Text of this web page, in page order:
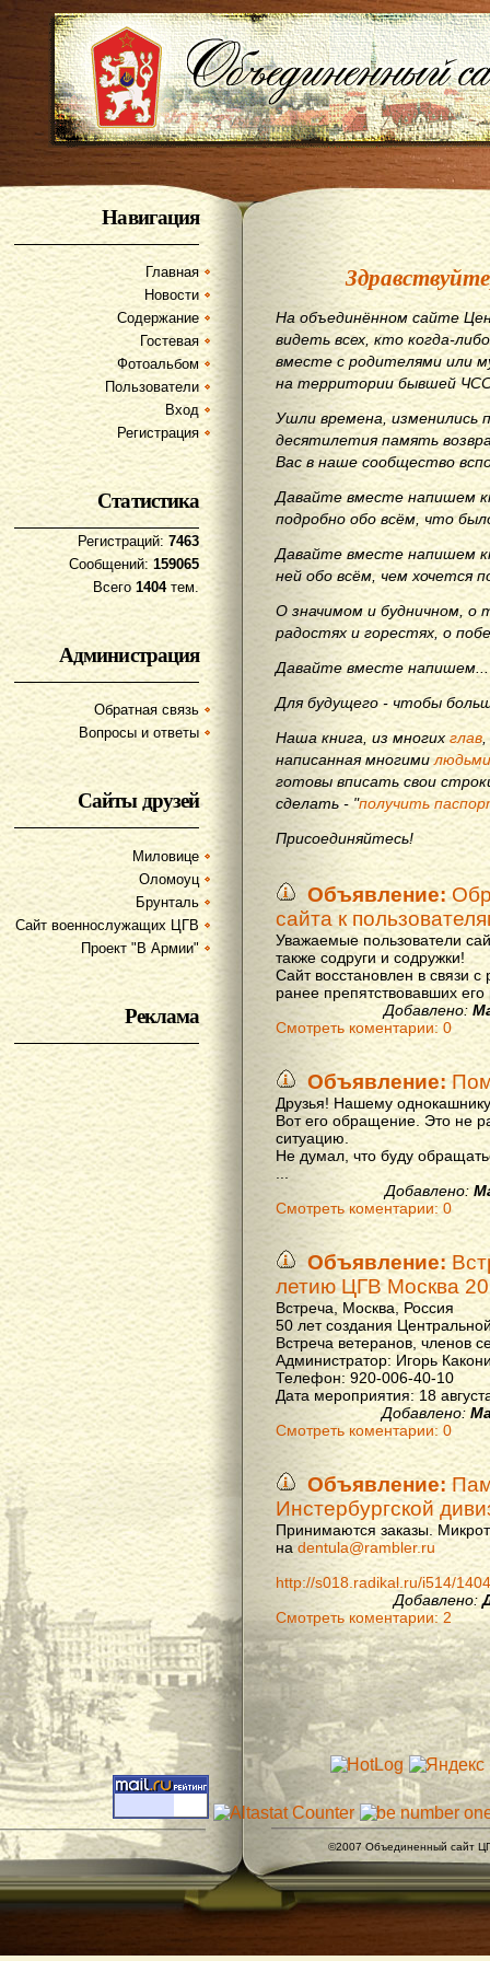
Навигация
Главная
Новости
Содержание
Гостевая
Фотоальбом
Пользователи
Вход
Регистрация
Статистика
Регистраций: 7463
Сообщений:159065
Всего 1404тем.
Администрация
Обратная связь
Вопросы и ответы
Сайты друзей
Миловице
Оломоуц
Брунталь
Сайт военнослужащих ЦГВ
Проект "В Армии"
Реклама
На объединённом сайте
видеть всех, кто когда-
вместе с родителями или
на территории бывшей
Ушли времена, изменились
десятилетия память
Вас в наше сообщество
Давайте вместе напишем
подробно обо всём, что
Давайте вместе напишем
ней обо всём, чем хочется
О значимом и будничном, о
радостях и горестях, о
Давайте вместе напишем...
Для будущего - чтобы
Наша книга, из многихглав
написанная многимилюдьми
готовы вписать свои
сделать - "получить
Присоединяйтесь!
Объявление:
сайта к
Уважаемые пользователи
также содруги и содружки!
Сайт восстановлен в связи
ранее препятствовавших
Добавлено:
Смотреть коментарии: 0
Объявление:
Друзья! Нашему
Вот его обращение. Это не
ситуацию.
Не думал, что буду
Добавлено:
Смотреть коментарии: 0
Объявление:
летию ЦГВ Москва
Встреча, Москва, Россия
50 лет создания
Встреча ветеранов, членов
Администратор: Игорь
Телефон: 920-006-40-10
Дата мероприятия: 18
Добавлено:
Смотреть коментарии: 0
Объявление:
Инстербургской
Принимаются заказы.
на dentula@rambler.ru
http://s018.radikal.ru/i514/
Добавлено:
Смотреть коментарии: 2
©2007 Объединенный сайт